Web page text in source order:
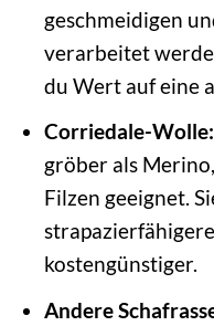
geschmeidigen
verarbeitet
du Wert auf eine
Corriedale-Wolle:
gröber als
Filzen geeignet.
kostengünstiger.
Andere